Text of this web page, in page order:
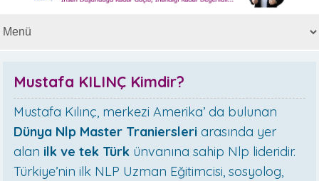
Mustafa KILINÇ Kimdir?
Mustafa Kılınç, merkezi Amerika’ da bulunan
Dünya Nlp Master Traniersleri arasında yer
alan ilk ve tek Türk ünvanına sahip Nlp lideridir.
Türkiye’nin ilk NLP Uzman Eğitimcisi, sosyolog,